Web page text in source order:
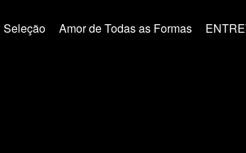
Seleção Amor de Todas as Formas